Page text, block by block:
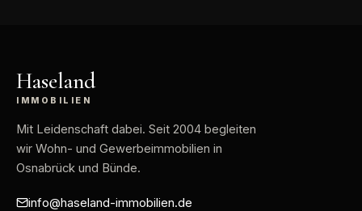
Haseland
IMMOBILIEN
Mit Leidenschaft dabei. Seit 2004 begleiten
wir Wohn- und Gewerbeimmobilien in
Osnabrück und Bünde.
info@haseland-immobilien.de